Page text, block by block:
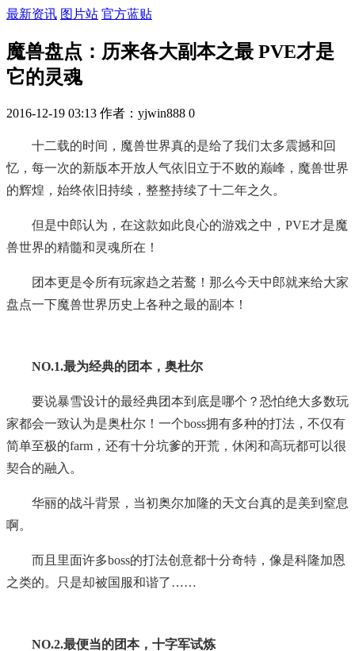
最新资讯 图片站 官方蓝贴
魔兽盘点：历来各大副本之最 PVE才是
它的灵魂
2016-12-19 03:13 作者：yjwin888 0
十二载的时间，魔兽世界真的是给了我们太多震撼和回
忆，每一次的新版本开放人气依旧立于不败的巅峰，魔兽世界
的辉煌，始终依旧持续，整整持续了十二年之久。
但是中郎认为，在这款如此良心的游戏之中，PVE才是魔
兽世界的精髓和灵魂所在！
团本更是令所有玩家趋之若鹜！那么今天中郎就来给大家
盘点一下魔兽世界历史上各种之最的副本！
NO.1.最为经典的团本，奥杜尔
要说暴雪设计的最经典团本到底是哪个？恐怕绝大多数玩
家都会一致认为是奥杜尔！一个boss拥有多种的打法，不仅有
简单至极的farm，还有十分坑爹的开荒，休闲和高玩都可以很
契合的融入。
华丽的战斗背景，当初奥尔加隆的天文台真的是美到窒息
啊。
而且里面许多boss的打法创意都十分奇特，像是科隆加恩
之类的。只是却被国服和谐了……
NO.2.最便当的团本，十字军试炼